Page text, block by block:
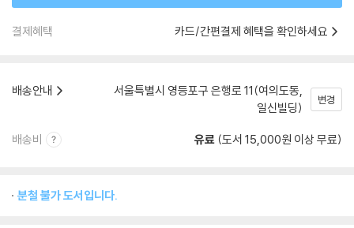
결제혜택 카드/간편결제 혜택을 확인하세요
배송안내
서울특별시 영등포구 은행로 11(여의도동,
일신빌딩)
변경
배송비 유료 (도서 15,000원 이상 무료)
분철 불가 도서입니다.